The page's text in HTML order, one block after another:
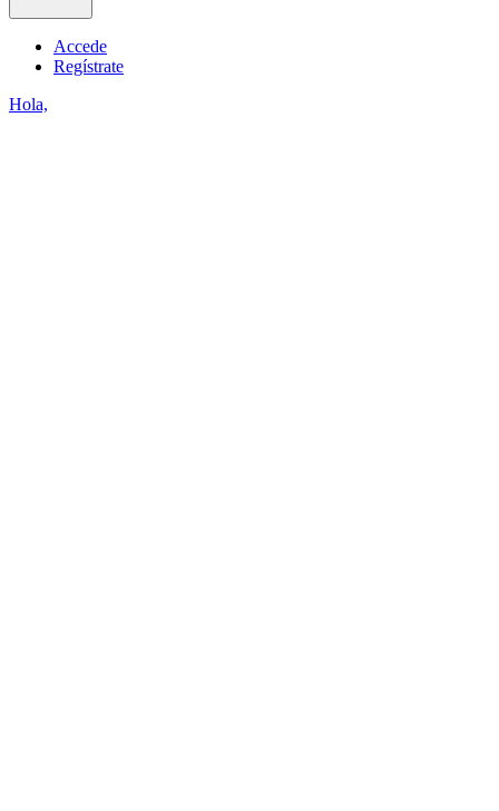
Accede
Regístrate
Hola,